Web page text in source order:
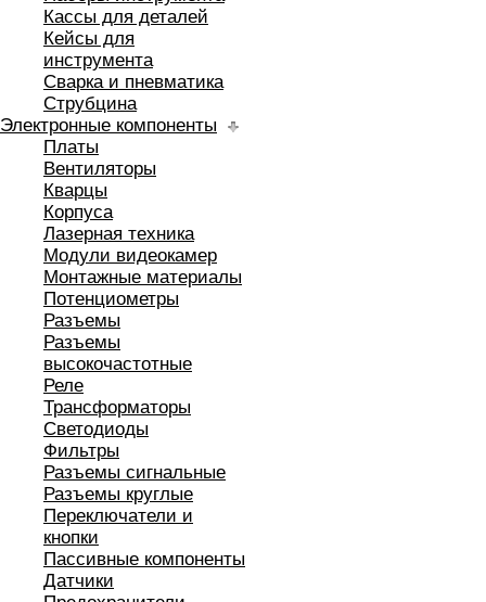
Кассы для деталей
Кейсы для
инструмента
Сварка и пневматика
Струбцина
Электронные компоненты
Платы
Вентиляторы
Кварцы
Корпуса
Лазерная техника
Модули видеокамер
Монтажные материалы
Потенциометры
Разъемы
Разъемы
высокочастотные
Реле
Трансформаторы
Светодиоды
Фильтры
Разъемы сигнальные
Разъемы круглые
Переключатели и
кнопки
Пассивные компоненты
Датчики